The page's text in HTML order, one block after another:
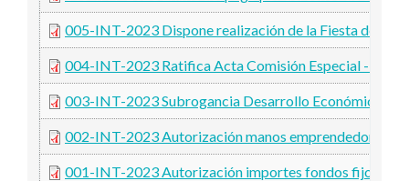
005-INT-2023 Dispone realización de la Fiesta de la
004-INT-2023 Ratifica Acta Comisión Especial -
003-INT-2023 Subrogancia Desarrollo Económico
002-INT-2023 Autorización manos emprendedoras
001-INT-2023 Autorización importes fondos fijos